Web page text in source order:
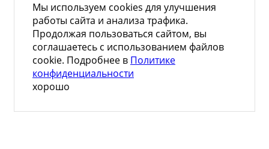
Мы используем cookies для улучшения
работы сайта и анализа трафика.
Продолжая пользоваться сайтом, вы
соглашаетесь с использованием файлов
cookie. Подробнее в Политике
конфиденциальности
хорошо